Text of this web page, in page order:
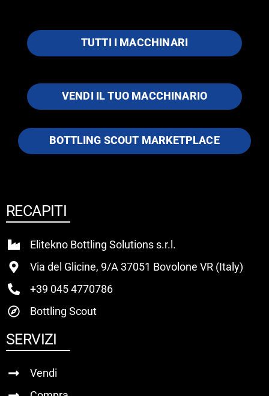
TUTTI I MACCHINARI
VENDI IL TUO MACCHINARIO
BOTTLING SCOUT MARKETPLACE
RECAPITI
Elitekno Bottling Solutions s.r.l.
Via del Glicine, 9/A 37051 Bovolone VR (Italy)
+39 045 4770786
Bottling Scout
SERVIZI
Vendi